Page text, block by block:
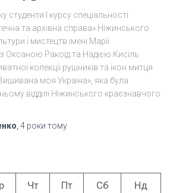
студенти І курсу спеціальності
та архівна справа» Ніжинського
і мистецтв імені Марії
Оксаною Ракоїд та Надією Кисіль
колекції рушників та ікон митця
моя Україна», яка була
відділі Ніжинського краєзнавчого
4 роки тому
Чт Пт Сб Нд